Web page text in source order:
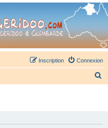
- retrouvez la communauté.
Connexion
Inscription
e